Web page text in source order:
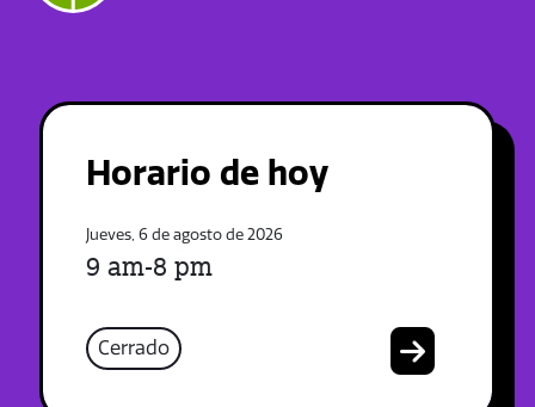
Horario de hoy
Jueves, 6 de agosto de 2026
9 am-8 pm
Cerrado